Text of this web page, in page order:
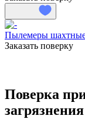
Пылемеры
Заказать поверку
Поверка